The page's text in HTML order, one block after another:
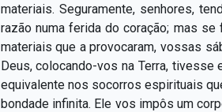
materiais. Seguramente, senhores,
razão numa ferida do coração; mas
materiais que a provocaram, vossas
Deus, colocando-vos na Terra,
equivalente nos socorros espirituais
bondade infinita. Ele vos impôs um